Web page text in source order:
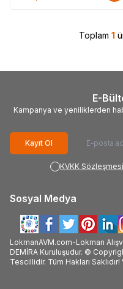
Toplam 1
E-
Kampanya ve yeniliklerden
Kayıt Ol
KVKK
Sosyal Medya
LokmanAVM.com-Lokman
DEMİRA Kuruluşudur. ©
Tescillidir. Tüm Hakları